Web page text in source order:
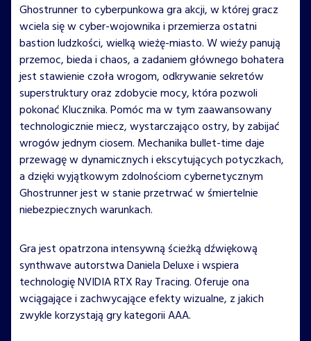
Ghostrunner to cyberpunkowa gra akcji, w której gracz
wciela się w cyber-wojownika i przemierza ostatni
bastion ludzkości, wielką wieżę-miasto. W wieży panują
przemoc, bieda i chaos, a zadaniem głównego bohatera
jest stawienie czoła wrogom, odkrywanie sekretów
superstruktury oraz zdobycie mocy, która pozwoli
pokonać Klucznika. Pomóc ma w tym zaawansowany
technologicznie miecz, wystarczająco ostry, by zabijać
wrogów jednym ciosem. Mechanika bullet-time daje
przewagę w dynamicznych i ekscytujących potyczkach,
a dzięki wyjątkowym zdolnościom cybernetycznym
Ghostrunner jest w stanie przetrwać w śmiertelnie
niebezpiecznych warunkach.
Gra jest opatrzona intensywną ścieżką dźwiękową
synthwave autorstwa Daniela Deluxe i wspiera
technologię NVIDIA RTX Ray Tracing. Oferuje ona
wciągające i zachwycające efekty wizualne, z jakich
zwykle korzystają gry kategorii AAA.